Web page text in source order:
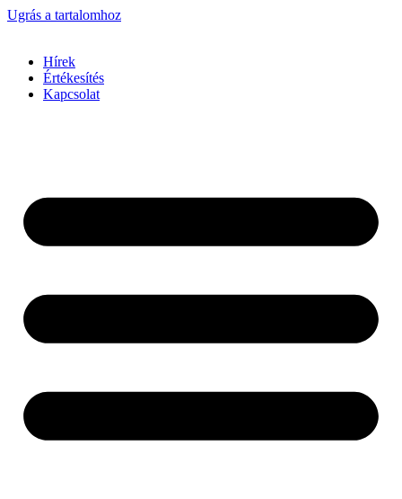
Ugrás a tartalomhoz
Hírek
Értékesítés
Kapcsolat